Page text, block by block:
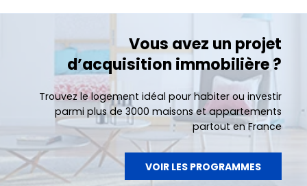
Vous avez un projet
d’acquisition immobilière ?
Trouvez le logement idéal pour habiter ou investir
parmi plus de 3000 maisons et appartements
partout en France
VOIR LES PROGRAMMES